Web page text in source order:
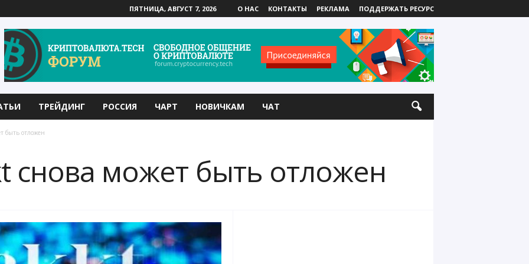
ПЯТНИЦА, АВГУСТ 7, 2026 О НАС КОНТАКТЫ РЕКЛАМА ПОДДЕРЖАТЬ РЕСУРС
ТРЕЙДИНГ РОССИЯ ЧАРТ НОВИЧКАМ ЧАТ
быть отложен
снова может быть отложен